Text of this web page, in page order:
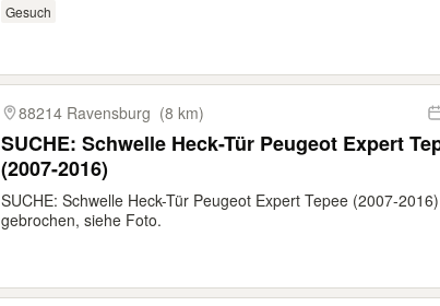
Gesuch
88214 Ravensburg (8 km)
SUCHE: Schwelle Heck-Tür Peugeot Expert
(2007-2016)
SUCHE: Schwelle Heck-Tür Peugeot Expert Tepee (2007-
gebrochen, siehe Foto.